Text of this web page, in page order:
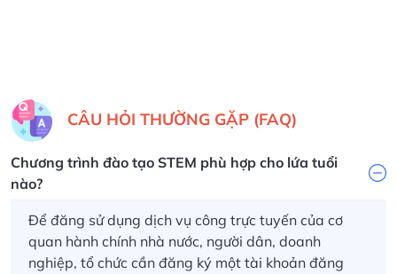
trình làm việc ra
sao….từng bước,
những chương trình,
từ nhỏ cho đến lớn."
CÂU HỎI THƯỜNG GẶP (FAQ)
Chương trình đào tạo STEM phù hợp cho lứa tuổi
nào?
Để đăng sử dụng dịch vụ công trực tuyến của cơ
quan hành chính nhà nước, người dân, doanh
nghiệp, tổ chức cần đăng ký một tài khoản đăng